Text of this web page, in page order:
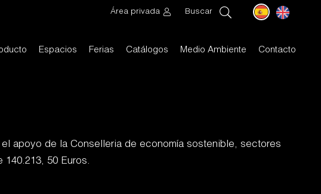
Área privada Buscar
Espacios Ferias Catálogos Medio Ambiente Contacto
apoyo de la Conselleria de economía sostenible, sectores
50 Euros.